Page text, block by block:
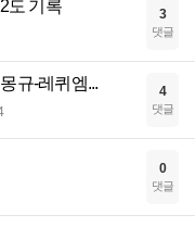
도 기록 3
댓글
규-레퀴엠... 4
댓글
0
댓글